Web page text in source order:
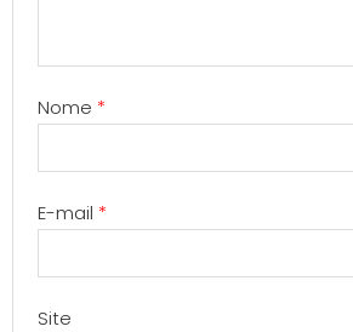
Nome *
E-mail *
Site